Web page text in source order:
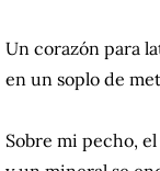
Un corazón para
en un soplo de
Sobre mi pecho,